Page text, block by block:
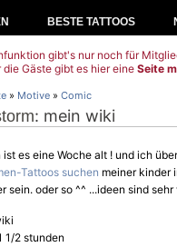
BESTE TATTOOS
gibt's nur noch für
die Gäste gibt es hier eine Seite
» Motive » Comic
: mein wiki
ist es eine Woche alt ! und ich
meiner kinder
sein. oder so ^^ ...ideen sind
1/2 stunden